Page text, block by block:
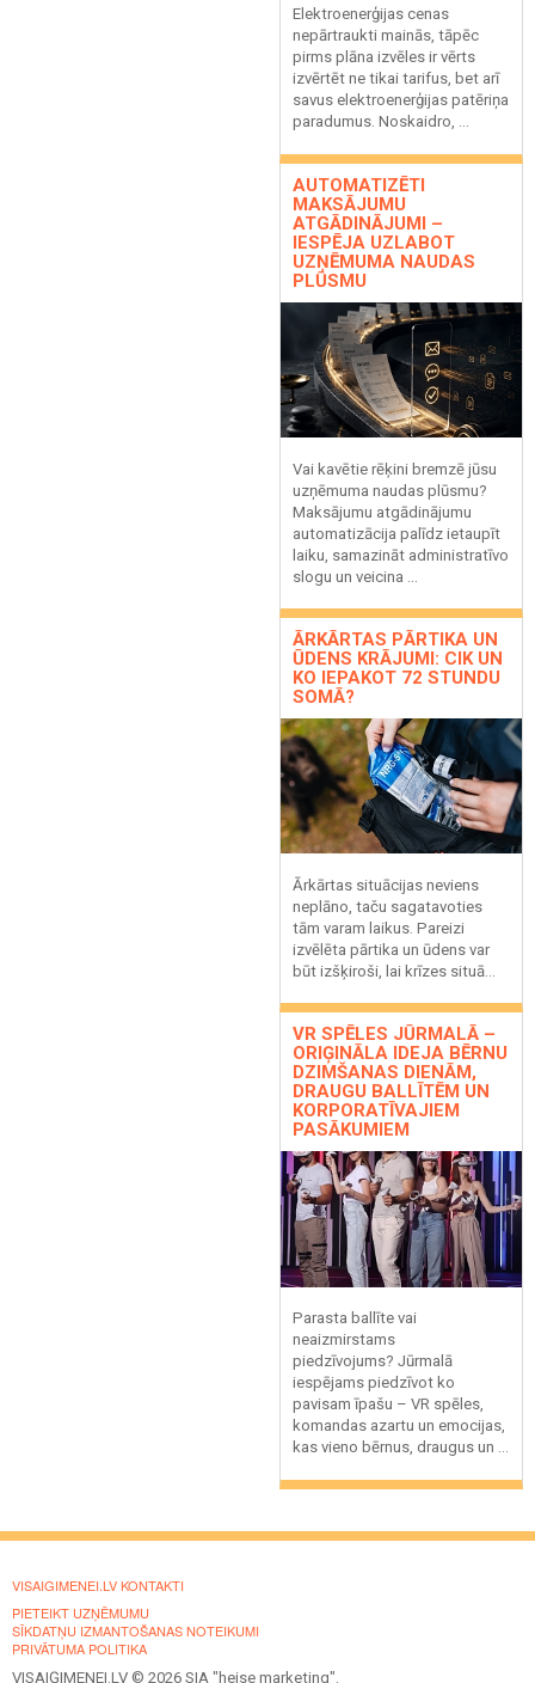
Elektroenerģijas cenas
nepārtraukti mainās, tāpēc
pirms plāna izvēles ir vērts
izvērtēt ne tikai tarifus, bet arī
savus elektroenerģijas patēriņa
paradumus. Noskaidro, ...
AUTOMATIZĒTI
MAKSĀJUMU
ATGĀDINĀJUMI –
IESPĒJA UZLABOT
UZŅĒMUMA NAUDAS
PLŪSMU
Vai kavētie rēķini bremzē jūsu
uzņēmuma naudas plūsmu?
Maksājumu atgādinājumu
automatizācija palīdz ietaupīt
laiku, samazināt administratīvo
slogu un veicina ...
ĀRKĀRTAS PĀRTIKA UN
ŪDENS KRĀJUMI: CIK UN
KO IEPAKOT 72 STUNDU
SOMĀ?
Ārkārtas situācijas neviens
neplāno, taču sagatavoties
tām varam laikus. Pareizi
izvēlēta pārtika un ūdens var
būt izšķiroši, lai krīzes situā...
VR SPĒLES JŪRMALĀ –
ORIĢINĀLA IDEJA BĒRNU
DZIMŠANAS DIENĀM,
DRAUGU BALLĪTĒM UN
KORPORATĪVAJIEM
PASĀKUMIEM
Parasta ballīte vai
neaizmirstams
piedzīvojums? Jūrmalā
iespējams piedzīvot ko
pavisam īpašu – VR spēles,
komandas azartu un emocijas,
kas vieno bērnus, draugus un ...
VISAIGIMENEI.LV KONTAKTI
PIETEIKT UZŅĒMUMU
SĪKDATŅU IZMANTOŠANAS NOTEIKUMI
PRIVĀTUMA POLITIKA
VISAIĢIMENEI.LV © 2026 SIA "heise marketing".